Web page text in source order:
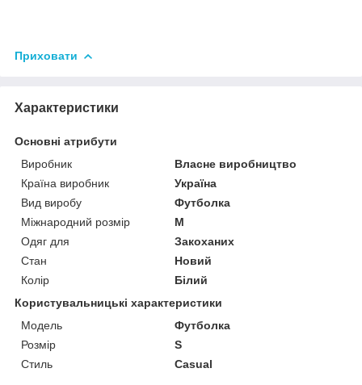
Приховати
Характеристики
Основні атрибути
Виробник
Власне виробництво
Країна виробник
Україна
Вид виробу
Футболка
Міжнародний розмір
M
Одяг для
Закоханих
Стан
Новий
Колір
Білий
Користувальницькі характеристики
Модель
Футболка
Розмір
S
Стиль
Casual